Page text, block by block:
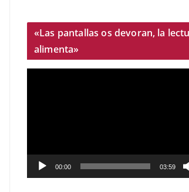
«Las pantallas os devoran, la
alimenta»
c
00:00 03:59